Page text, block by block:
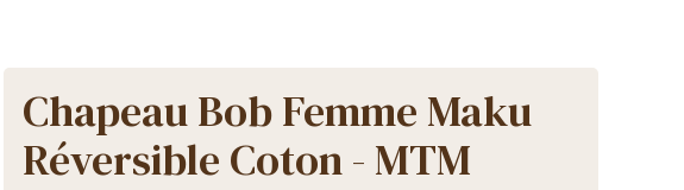
Chapeau Bob Femme Maku
Réversible Coton - MTM